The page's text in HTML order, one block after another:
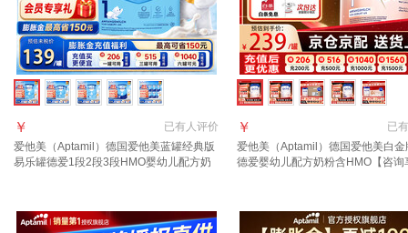
已有人评价
￥
爱他美（Aptamil）德国爱他美蓝罐经典版
易乐罐德爱1段2段3段HMO婴幼儿配方奶
已有
￥
爱他美（Aptamil）德国爱他美白金
德爱婴幼儿配方奶粉含HMO【咨询